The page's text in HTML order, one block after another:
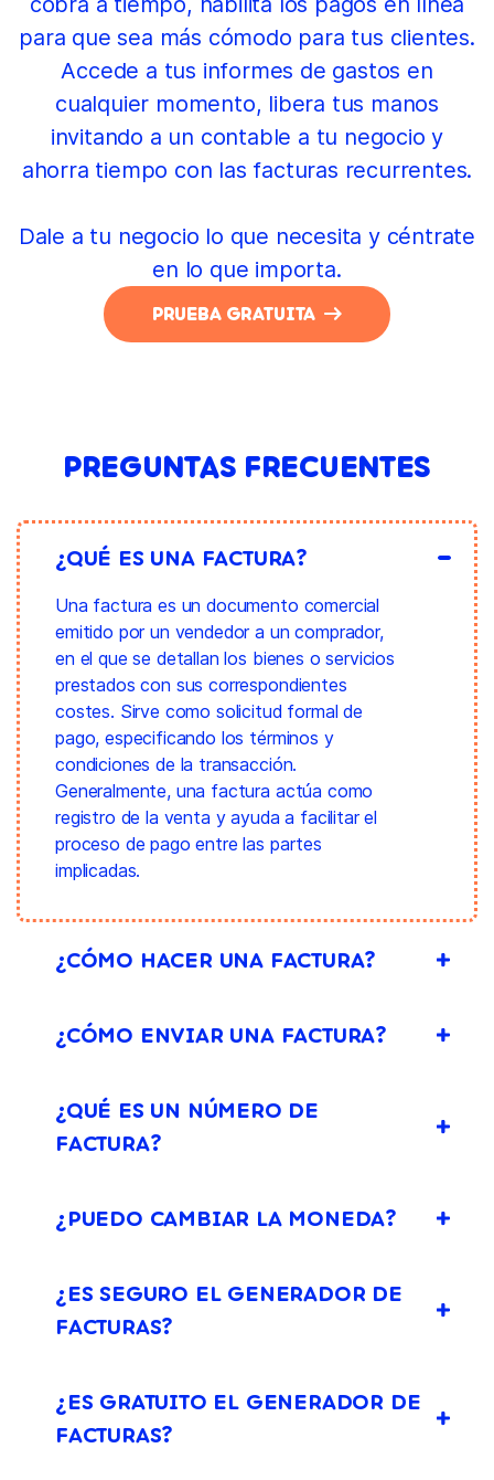
para que sea más cómodo para tus clientes.
Accede a tus informes de gastos en
cualquier momento, libera tus manos
invitando a un contable a tu negocio y
ahorra tiempo con las facturas recurrentes.
Dale a tu negocio lo que necesita y céntrate
en lo que importa.
PRUEBA GRATUITA
PREGUNTAS FRECUENTES
¿QUÉ ES UNA FACTURA?
Una factura es un documento comercial
emitido por un vendedor a un comprador,
en el que se detallan los bienes o servicios
prestados con sus correspondientes
costes. Sirve como solicitud formal de
pago, especificando los términos y
condiciones de la transacción.
Generalmente, una factura actúa como
registro de la venta y ayuda a facilitar el
proceso de pago entre las partes
implicadas.
¿CÓMO HACER UNA FACTURA?
¿CÓMO ENVIAR UNA FACTURA?
¿QUÉ ES UN NÚMERO DE
FACTURA?
¿PUEDO CAMBIAR LA MONEDA?
¿ES SEGURO EL GENERADOR DE
FACTURAS?
¿ES GRATUITO EL GENERADOR DE
FACTURAS?